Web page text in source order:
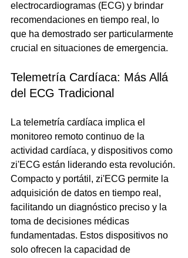
electrocardiogramas (ECG) y brindar
recomendaciones en tiempo real, lo
que ha demostrado ser particularmente
crucial en situaciones de emergencia.
Telemetría Cardíaca: Más Allá
del ECG Tradicional
La telemetría cardíaca implica el
monitoreo remoto continuo de la
actividad cardíaca, y dispositivos como
zi'ECG están liderando esta revolución.
Compacto y portátil, zi'ECG permite la
adquisición de datos en tiempo real,
facilitando un diagnóstico preciso y la
toma de decisiones médicas
fundamentadas. Estos dispositivos no
solo ofrecen la capacidad de